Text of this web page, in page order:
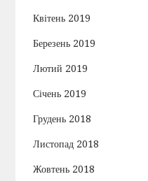
Квітень 2019
Березень 2019
Лютий 2019
Січень 2019
Грудень 2018
Листопад 2018
Жовтень 2018